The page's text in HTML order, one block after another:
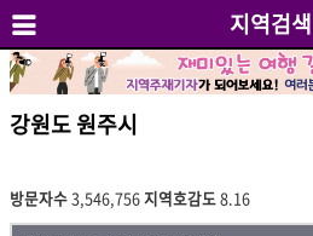
지역검색
강원도 원주시
방문자수 3,546,756지역호감도 8.16